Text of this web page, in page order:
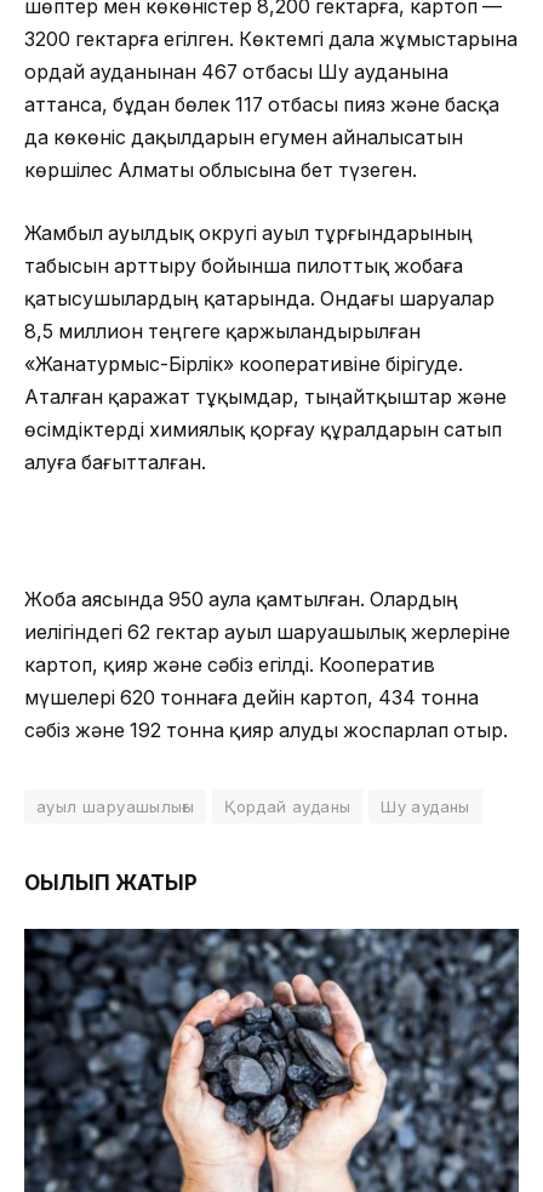
шөптер мен көкөністер 8,200 гектарға, картоп —
3200 гектарға егілген. Көктемгі дала жұмыстарына
Қордай ауданынан 467 отбасы Шу ауданына
аттанса, бұдан бөлек 117 отбасы пияз және басқа
да көкөніс дақылдарын егумен айналысатын
көршілес Алматы облысына бет түзеген.
Жамбыл ауылдық округі ауыл тұрғындарының
табысын арттыру бойынша пилоттық жобаға
қатысушылардың қатарында. Ондағы шаруалар
8,5 миллион теңгеге қаржыландырылған
«Жанатурмыс-Бірлік» кооперативіне бірігуде.
Аталған қаражат тұқымдар, тыңайтқыштар және
өсімдіктерді химиялық қорғау құралдарын сатып
алуға бағытталған.
Жоба аясында 950 аула қамтылған. Олардың
иелігіндегі 62 гектар ауыл шаруашылық жерлеріне
картоп, қияр және сәбіз егілді. Кооператив
мүшелері 620 тоннаға дейін картоп, 434 тонна
сәбіз және 192 тонна қияр алуды жоспарлап отыр.
ауыл шаруашылығы Қордай ауданы Шу ауданы
ОҚЫЛЫП ЖАТЫР